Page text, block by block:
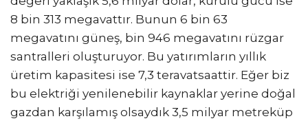
8 bin 313 megavattır. Bunun 6 bin 63
megavatını güneş, bin 946 megavatını rüzgar
santralleri oluşturuyor. Bu yatırımların yıllık
üretim kapasitesi ise 7,3 teravatsaattir. Eğer biz
bu elektriği yenilenebilir kaynaklar yerine doğal
gazdan karşılamış olsaydık 3,5 milyar metreküp